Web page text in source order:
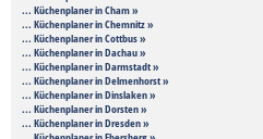
... Küchenplaner in Cham »
... Küchenplaner in Chemnitz »
... Küchenplaner in Cottbus »
... Küchenplaner in Dachau »
... Küchenplaner in Darmstadt »
... Küchenplaner in Delmenhorst »
... Küchenplaner in Dinslaken »
... Küchenplaner in Dorsten »
... Küchenplaner in Dresden »